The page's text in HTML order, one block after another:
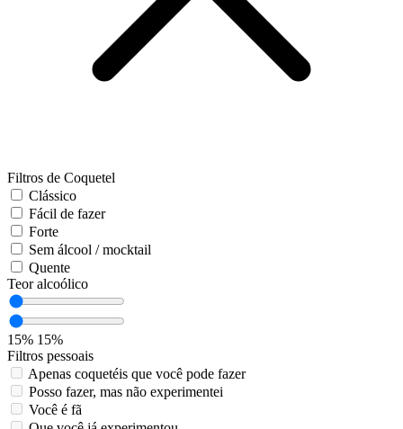
Filtros de Coquetel
Clássico
Fácil de fazer
Forte
Sem álcool / mocktail
Quente
Teor alcoólico
15% 15%
Filtros pessoais
Apenas coquetéis que você pode fazer
Posso fazer, mas não experimentei
Você é fã